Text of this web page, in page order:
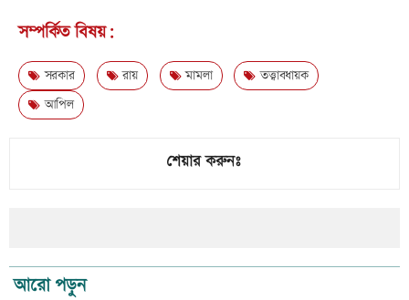
সম্পর্কিত বিষয়:
সরকার রায় মামলা
তত্ত্বাবধায়ক
আপিল
শেয়ার করুনঃ
আরো পড়ুন